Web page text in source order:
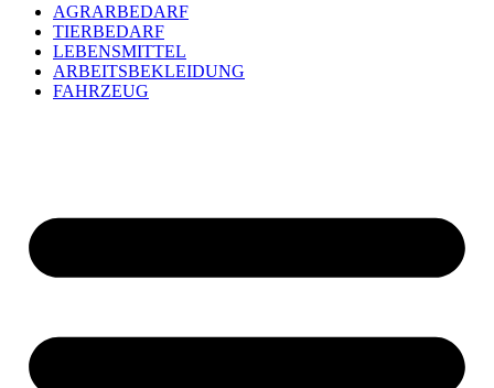
AGRARBEDARF
TIERBEDARF
LEBENSMITTEL
ARBEITSBEKLEIDUNG
FAHRZEUG